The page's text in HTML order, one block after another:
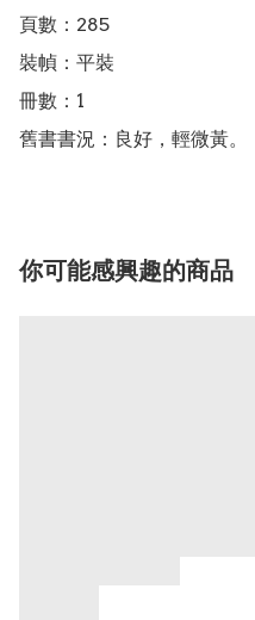
頁數：285
裝幀：平裝
冊數：1
舊書書況：良好，輕微黃。
你可能感興趣的商品